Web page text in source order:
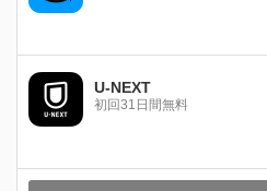
U-NEXT
初回31日間無料